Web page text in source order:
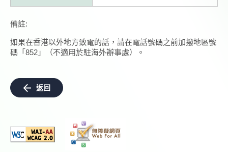
備註:
如果在香港以外地方致電的話，請在電話號碼之前加撥地區號
碼「852」（不適用於駐海外辦事處）。
返回